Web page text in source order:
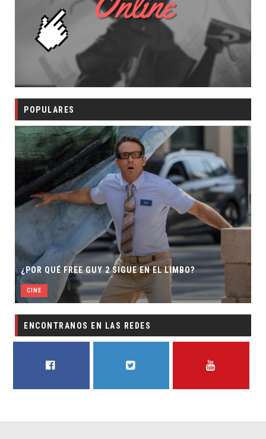
POPULARES
¿POR QUÉ FREE GUY 2 SIGUE EN EL LIMBO?
CINE
ENCONTRANOS EN LAS REDES